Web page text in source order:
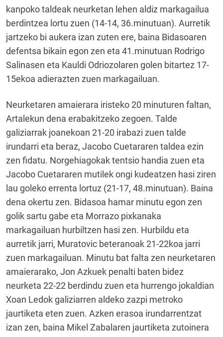
kanpoko taldeak neurketan lehen aldiz markagailua
berdintzea lortu zuen (14-14, 36.minutuan). Aurretik
jartzeko bi aukera izan zuten ere, baina Bidasoaren
defentsa bikain egon zen eta 41.minutuan Rodrigo
Salinasen eta Kauldi Odriozolaren golen bitartez 17-
15ekoa adierazten zuen markagailuan.
Neurketaren amaierara iristeko 20 minuturen faltan,
Artalekun dena erabakitzeko zegoen. Talde
galiziarrak joanekoan 21-20 irabazi zuen talde
irundarri eta beraz, Jacobo Cuetararen taldea ezin
zen fidatu. Norgehiagokak tentsio handia zuen eta
Jacobo Cuetararen mutilek ongi kudeatzen hasi ziren
lau goleko errenta lortuz (21-17, 48.minutuan). Baina
dena okertu zen. Bidasoa hamar minutu egon zen
golik sartu gabe eta Morrazo pixkanaka
markagailuan hurbiltzen hasi zen. Hurbildu eta
aurretik jarri, Muratovic beteranoak 21-22koa jarri
zuen markagailuan. Minutu bat falta zen neurketaren
amaierarako, Jon Azkuek penalti baten bidez
neurketa 22-22 berdindu zuen eta hurrengo jokaldian
Xoan Ledok galiziarren aldeko zazpi metroko
jaurtiketa eten zuen. Azken erasoa irundarrentzat
izan zen, baina Mikel Zabalaren jaurtiketa zutoinera